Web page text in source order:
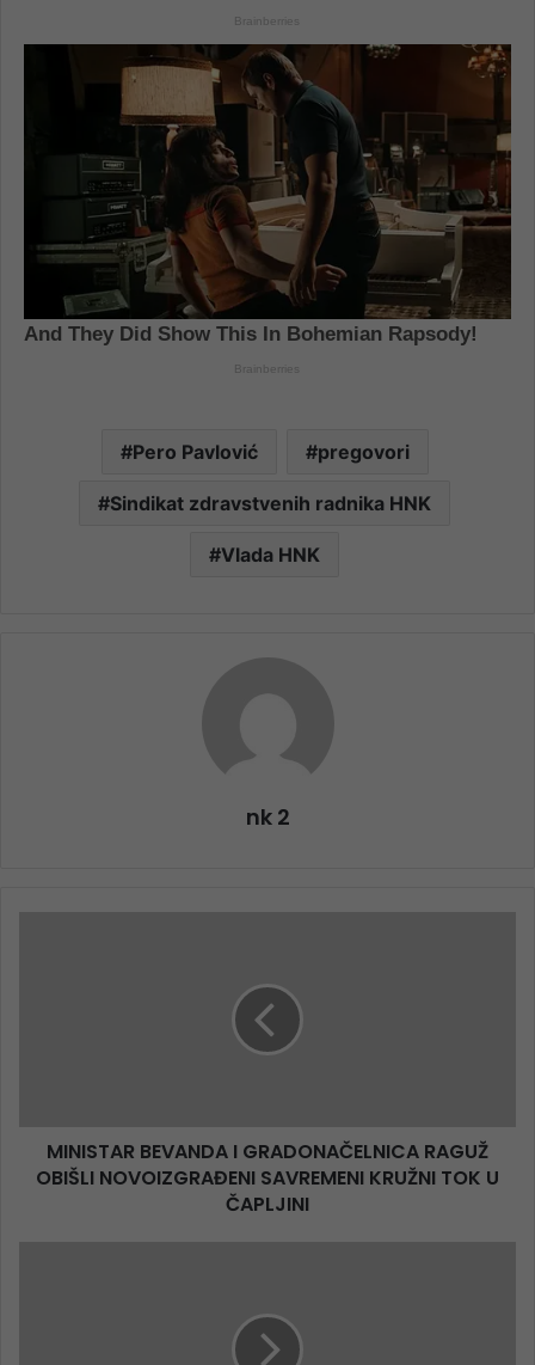
Pero Pavlović pregovori
Sindikat zdravstvenih radnika HNK
Vlada HNK
nk 2
MINISTAR BEVANDA I GRADONAČELNICA RAGUŽ
OBIŠLI NOVOIZGRAĐENI SAVREMENI KRUŽNI TOK U
ČAPLJINI